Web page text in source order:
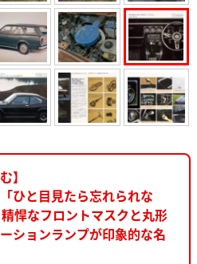
】
ひと目見たら忘れられな
悍なフロントマスクと丸形
ションランプが印象的な名